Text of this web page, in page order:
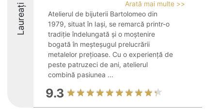
Laureați
Arată mai multe >>
Atelierul de bijuterii Bartolomeo din
1979, situat în Iași, se remarcă printr-o
tradiție îndelungată și o moștenire
bogată în meșteșugul prelucrării
metalelor prețioase. Cu o experiență de
peste patruzeci de ani, atelierul
combină pasiunea ...
9.3